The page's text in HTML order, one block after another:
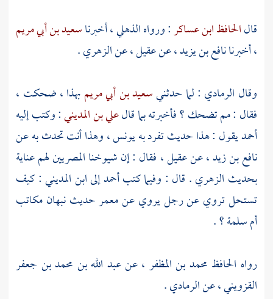
قالالحافظ ابن عساكر: ورواهالذهلي، أخبرناسعيد بن أبي مريم
، أخبرنانافع بن يزيد، عنعقيل، عنالزهري.
وقال الرمادي : لما حدثنيسعيد بن أبي مريمبهذا ، ضحكت ،
فقال : مم تضحك ؟ فأخبرته بما قالعلي بن المديني: وكتب إليه
أحمديقول : هذا حديث تفرد بهيونس، وهذا أنت تحدث به عن
نافع بن زيد، عنعقيل، فقال : إن شيوخنا المصريين لهم عناية
بحديث الزهري. قال : وفيما كتبأحمدإلىابن المديني: كيف
تستحل تروي عن رجل يروي عنمعمرحديثنبهانمكاتب
أم سلمة؟ .
رواه الحافظ محمد بن المظفر ، عنعبد الله بن محمد بن جعفر
القزويني، عنالرمادي.